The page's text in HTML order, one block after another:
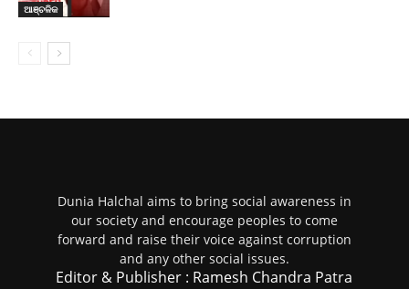
ଆଞ୍ଚଳିକ
Dunia Halchal aims to bring social awareness in
our society and encourage peoples to come
forward and raise their voice against corruption
and any other social issues.
Editor & Publisher : Ramesh Chandra Patra